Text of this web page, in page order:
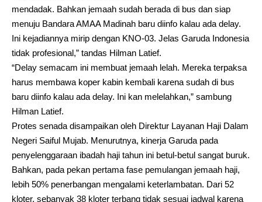
mendadak. Bahkan jemaah sudah berada di bus dan siap
menuju Bandara AMAA Madinah baru diinfo kalau ada delay.
Ini kejadiannya mirip dengan KNO-03. Jelas Garuda Indonesia
tidak profesional,” tandas Hilman Latief.
“Delay semacam ini membuat jemaah lelah. Mereka terpaksa
harus membawa koper kabin kembali karena sudah di bus
baru diinfo kalau ada delay. Ini kan melelahkan,” sambung
Hilman Latief.
Protes senada disampaikan oleh Direktur Layanan Haji Dalam
Negeri Saiful Mujab. Menurutnya, kinerja Garuda pada
penyelenggaraan ibadah haji tahun ini betul-betul sangat buruk.
Bahkan, pada pekan pertama fase pemulangan jemaah haji,
lebih 50% penerbangan mengalami keterlambatan. Dari 52
kloter, sebanyak 38 kloter terbang tidak sesuai jadwal karena